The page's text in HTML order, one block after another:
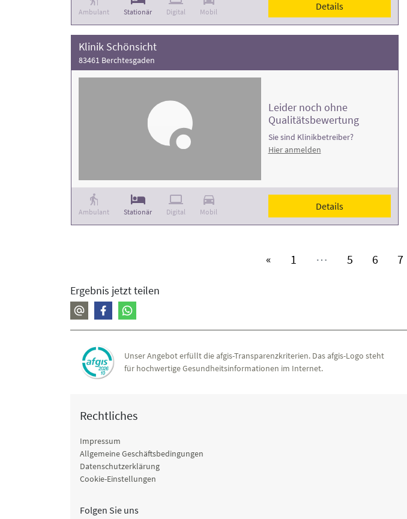
Ambulant Stationär Digital Mobil Details
Klinik Schönsicht
83461 Berchtesgaden
Ambulant Stationär Digital Mobil
Leider noch ohne
Qualitätsbewertung
Sie sind Klinikbetreiber?
Hier anmelden
Details
« 1 (aktiv)
⋯ 5 (aktiv)
6 (aktiv)
7
Ergebnis jetzt teilen
Unser Angebot erfüllt die afgis-Transparenzkriterien. Das afgis-Logo steht
für hochwertige Gesundheitsinformationen im Internet.
Rechtliches
Impressum
Allgemeine Geschäftsbedingungen
Datenschutzerklärung
Cookie-Einstellungen
Folgen Sie uns